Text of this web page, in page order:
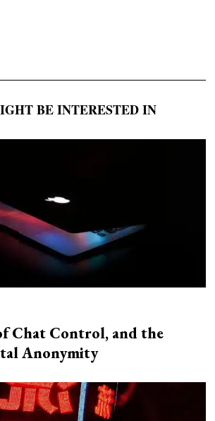
BE INTERESTED IN
Chat Control, and the
Anonymity